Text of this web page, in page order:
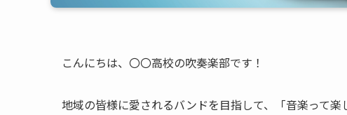
こんにちは、〇〇高校の吹奏楽部です！
地域の皆様に愛されるバンドを目指して、「音楽って